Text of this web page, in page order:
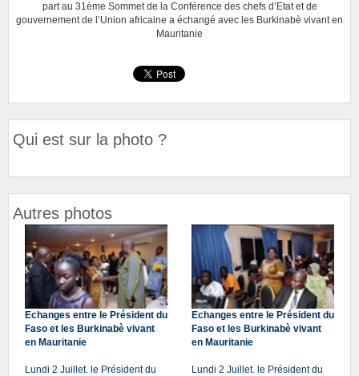
part au 31ème Sommet de la Conférence des chefs d’Etat et de
gouvernement de l’Union africaine a échangé avec les Burkinabè vivant en
Mauritanie
Qui est sur la photo ?
Autres photos
Echanges entre le Président du
Faso et les Burkinabè vivant
en Mauritanie
Lundi 2 Juillet. le Président du
Echanges entre le Président du
Faso et les Burkinabè vivant
en Mauritanie
Lundi 2 Juillet. le Président du